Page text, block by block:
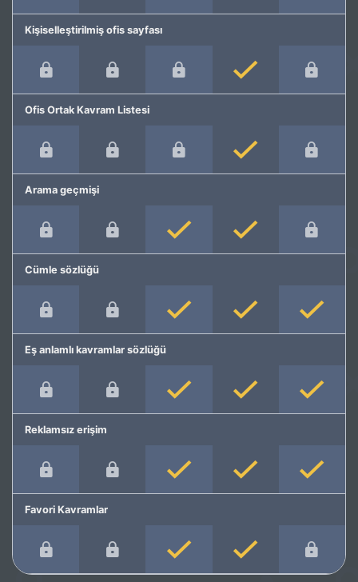
Kişiselleştirilmiş ofis sayfası
Ofis Ortak Kavram Listesi
Arama geçmişi
Cümle sözlüğü
Eş anlamlı kavramlar sözlüğü
Reklamsız erişim
Favori Kavramlar